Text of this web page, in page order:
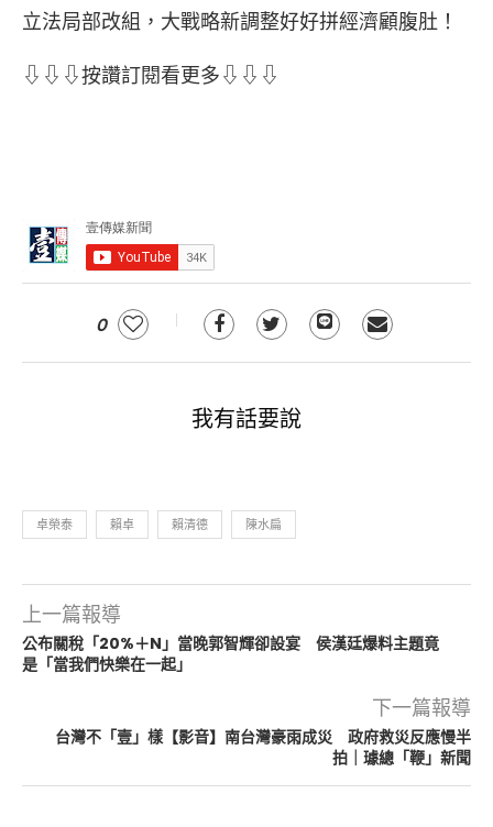
立法局部改組，大戰略新調整好好拼經濟顧腹肚！
⇩⇩⇩按讚訂閱看更多⇩⇩⇩
0
我有話要說
卓榮泰 賴卓 賴清德 陳水扁
上一篇報導
公布關稅「20%＋N」當晚郭智輝卻設宴 侯漢廷爆料主題竟
是「當我們快樂在一起」
下一篇報導
台灣不「壹」樣【影音】南台灣豪雨成災 政府救災反應慢半
拍｜璩總「鞭」新聞